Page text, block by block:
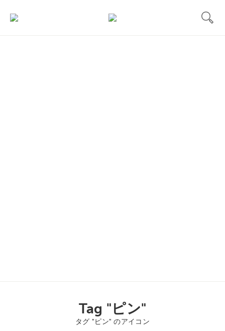
Tag "ピン"
タグ "ピン" のアイコン